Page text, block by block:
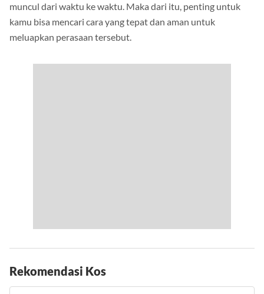
muncul dari waktu ke waktu. Maka dari itu, penting untuk
kamu bisa mencari cara yang tepat dan aman untuk
meluapkan perasaan tersebut.
Rekomendasi Kos